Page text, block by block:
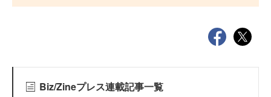
Biz/Zineプレス連載記事一覧